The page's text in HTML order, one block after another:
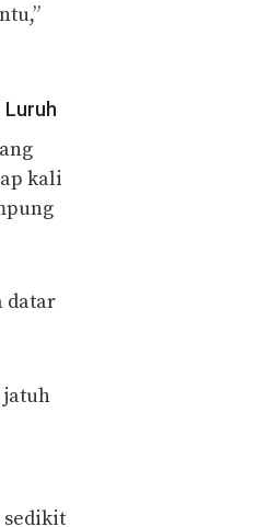
Luruh
kali
datar
jatuh
sedikit